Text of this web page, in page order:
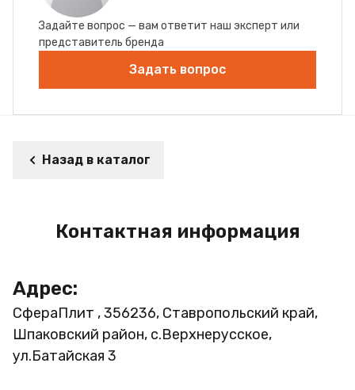
Задайте вопрос — вам ответит наш эксперт или
представитель бренда
Задать вопрос
Назад в каталог
Контактная информация
Адрес:
СфераПлит , 356236, Ставропольский край,
Шпаковский район, с.Верхнерусское,
ул.Батайская 3